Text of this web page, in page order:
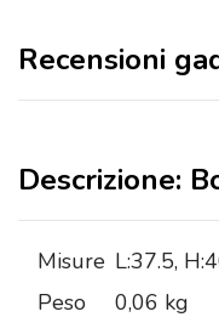
Recensioni
Descrizione:
Misure L:37.5,
Peso
0,06 kg